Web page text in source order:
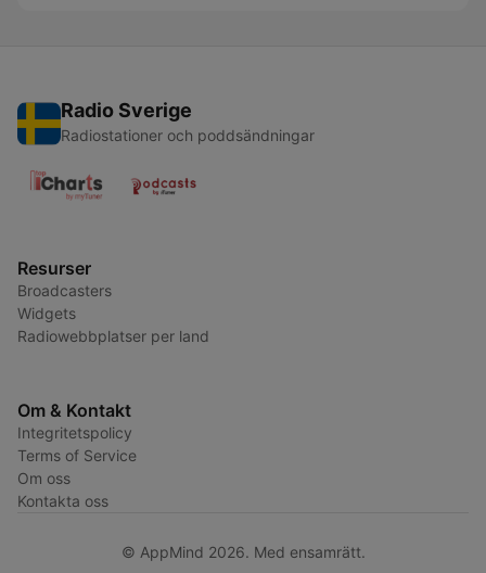
Radio Sverige
Radiostationer och poddsändningar
Resurser
Broadcasters
Widgets
Radiowebbplatser per land
Om & Kontakt
Integritetspolicy
Terms of Service
Om oss
Kontakta oss
© AppMind 2026. Med ensamrätt.